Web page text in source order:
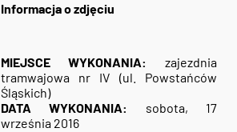
Informacja o zdjęciu
MIEJSCE WYKONANIA:
zajezdnia
tramwajowa nr IV (ul. Powstańców
Śląskich)
DATA WYKONANIA:
sobota, 17
września 2016